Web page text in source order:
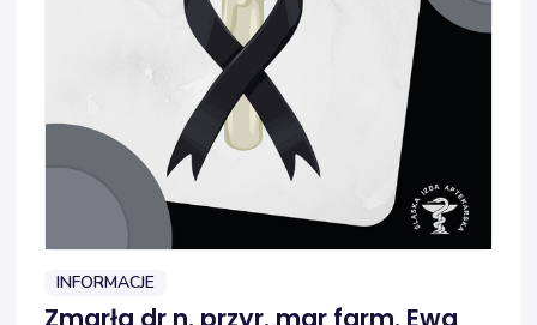
INFORMACJE